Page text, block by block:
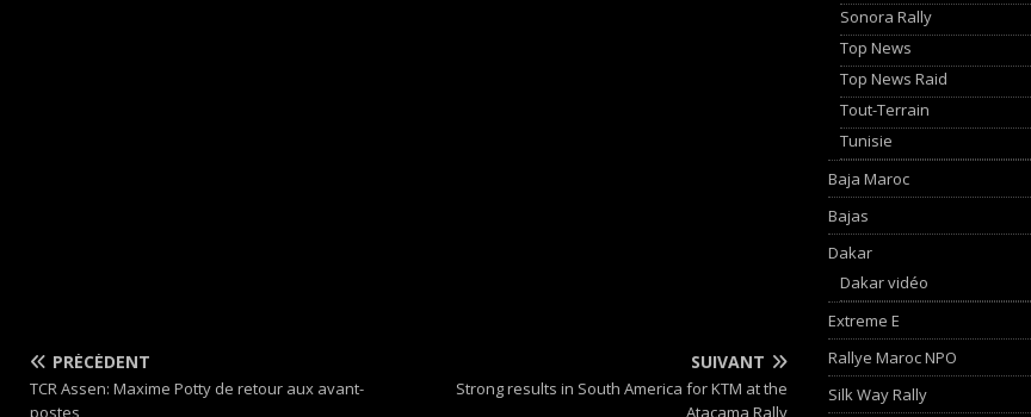
PRÉCÉDENT
TCR Assen: Maxime Potty de retour aux avant-
postes
SUIVANT
Strong results in South America for KTM at the
Atacama Rally
Sonora Rally
Top News
Top News Raid
Tout-Terrain
Tunisie
Baja Maroc
Bajas
Dakar
Dakar vidéo
Extreme E
Rallye Maroc NPO
Silk Way Rally